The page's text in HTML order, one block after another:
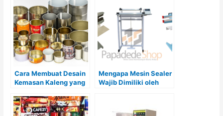
Produk dan Produsen
Cara Membuat Desain
Kemasan Kaleng yang
Menggugah Selera
Konsumen
Mengapa Mesin Sealer
Wajib Dimiliki oleh